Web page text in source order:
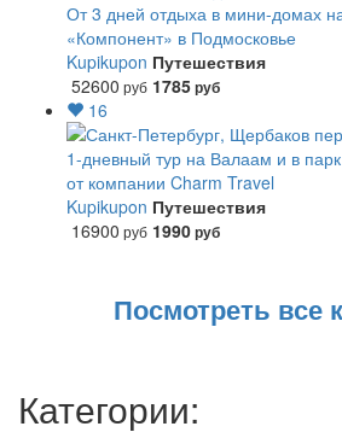
От 3 дней отдыха в мини-домах
«Компонент» в Подмосковье
Kupikupon Путешествия
52600 руб 1785руб
16
1-дневный тур на Валаам и в
от компании Charm Travel
Kupikupon Путешествия
16900 руб 1990руб
Посмотреть все
Категории: